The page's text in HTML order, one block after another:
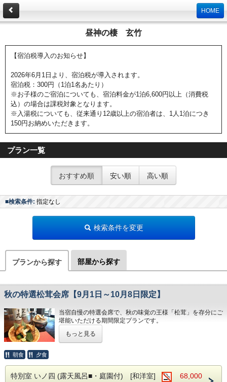
HOME
昼神の棲 玄竹
【宿泊税導入のお知らせ】
2026年6月1日より、宿泊税が導入されます。
宿泊税：300円（1泊1名あたり）
※お子様のご宿泊についても、宿泊料金が1泊6,600円以上（消費税
込）の場合は課税対象となります。
※入湯税についても、従来通り12歳以上の宿泊者は、1人1泊につき
150円お納めいただきます。
プラン一覧
おすすめ順 安い順 高い順
■検索条件: 指定なし
検索条件を変更
プランから探す 部屋から探す
秋の特選松茸会席【9月1日～10月8日限定】
当宿自慢の特選会席で、秋の味覚の王様「松茸」を存分にご
堪能いただける期間限定プランです。
芳醇な香りと奥深い旨みを持つ松茸を贅沢に使用し、料理長
が旬の食材とともに丹精込めて仕上げる特選会席をご用意い
【販売期間】
もっと見る
朝食 夕食
特別室 いノ四 (露天風呂■・庭園付) [和洋室]
68,000